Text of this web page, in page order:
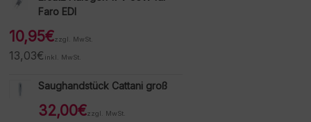
Faro EDI
10,95€zzgl. MwSt.
13,03€ inkl. MwSt.
Saughandstück Cattani groß
32,00€zzgl. MwSt.